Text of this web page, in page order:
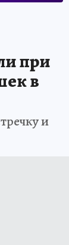
при
в
и